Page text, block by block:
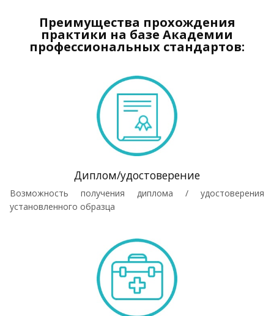
Преимущества прохождения
практики на базе Академии
профессиональных стандартов:
Диплом/удостоверение
Возможность получения диплома / удостоверения
установленного образца